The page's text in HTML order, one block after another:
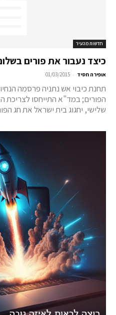
חדשות מהעיר
כיצד נעבור את פורים
אופירה חסיד -
01/03/2015
תחנת כיבוי אש נתניה פרסמה
הפורים; במד"א התייחסו לצריכת
שלישי, יחגוג בית ישראל את חג